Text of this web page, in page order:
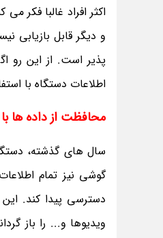
اکثر افراد غالبا فکر
و دیگر قابل بازیابی
پذیر است. از این رو
اطلاعات دستگاه با
محافظت از داده ها
سال های گذشته،
گوشی نیز تمام
دسترسی پیدا کند.
ویدیوها و... را باز